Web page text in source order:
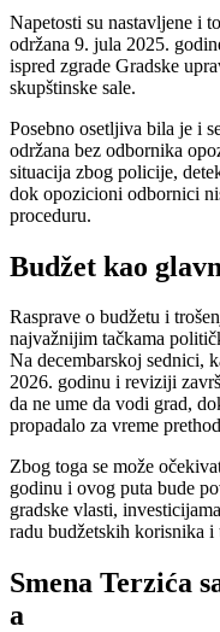
Napetosti su nastavljene i
održana 9. jula 2025.
ispred zgrade Gradske
skupštinske sale.
Posebno osetljiva bila je i
održana bez odbornika
situacija zbog policije,
dok opozicioni odbornici
proceduru.
Budžet kao
Rasprave o budžetu i
najvažnijim tačkama
Na decembarskoj sednici,
2026. godinu i reviziji
da ne ume da vodi grad,
propadalo za vreme
Zbog toga se može
godinu i ovog puta bude
gradske vlasti,
radu budžetskih korisnika
Smena Terzića
a